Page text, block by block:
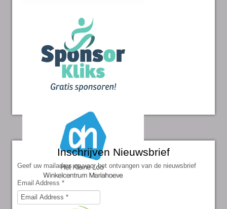
Inschrijven Nieuwsbrief
Geef uw mailadres op voor het ontvangen van de nieuwsbrief
Email Address *